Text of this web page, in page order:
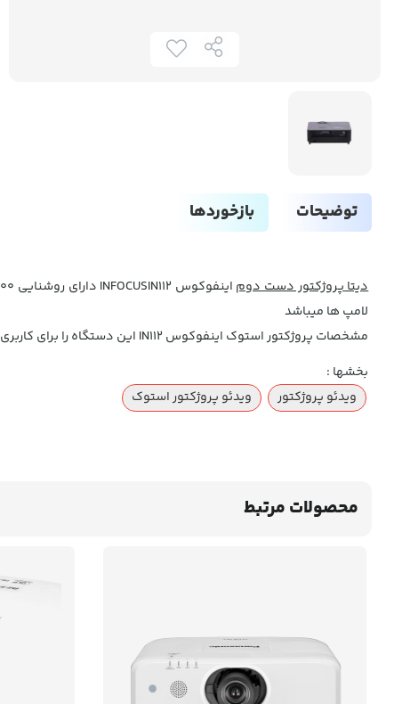
توضیحات بازخوردها
دیتا پروژکتور دست دوم
لامپ ها میباشد
مشخصات پروژکتور استوک اینفوکوس IN112 این دستگاه را برای کاربری خانگی و کاربری سنگینتری مانند استفاده در مدارس و شرکت ها به خصوص در کافه ها و رستوران ها مناسب کرده است.
بخشها :
ویدئو پروژکتور
ویدئو پروژکتور استوک
محصولات مرتبط